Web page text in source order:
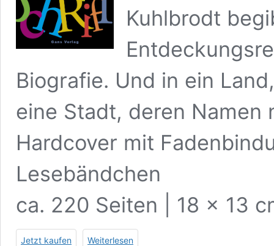
Kuhlbrodt
Biografie. Und in ein
eine Stadt, deren Namen
Hardcover mit
Lesebändchen
ca. 220 Seiten | 18 x 13
Jetzt kaufen Weiterlesen